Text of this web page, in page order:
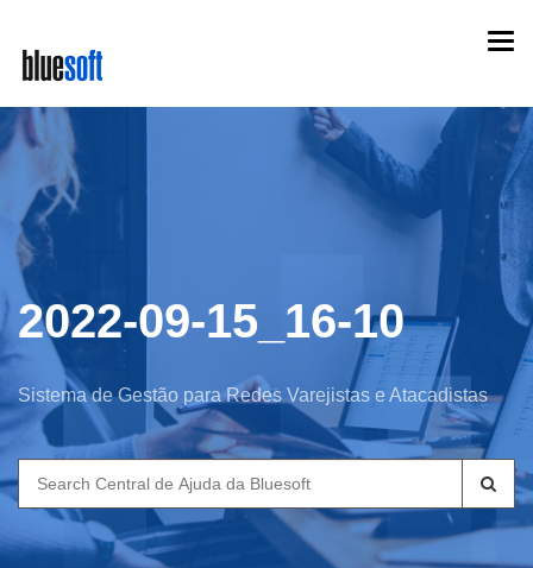
main
content
2022-09-15_16-10
Sistema de Gestão para Redes Varejistas e Atacadistas
Search
for: